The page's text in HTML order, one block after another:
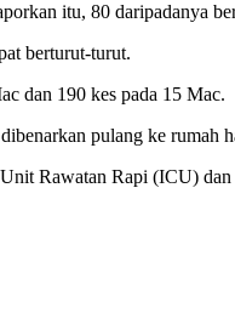
itu, 80 daripadanya
berturut-turut.
dan 190 kes pada 15 Mac.
pulang ke
Rawatan Rapi (ICU) dan